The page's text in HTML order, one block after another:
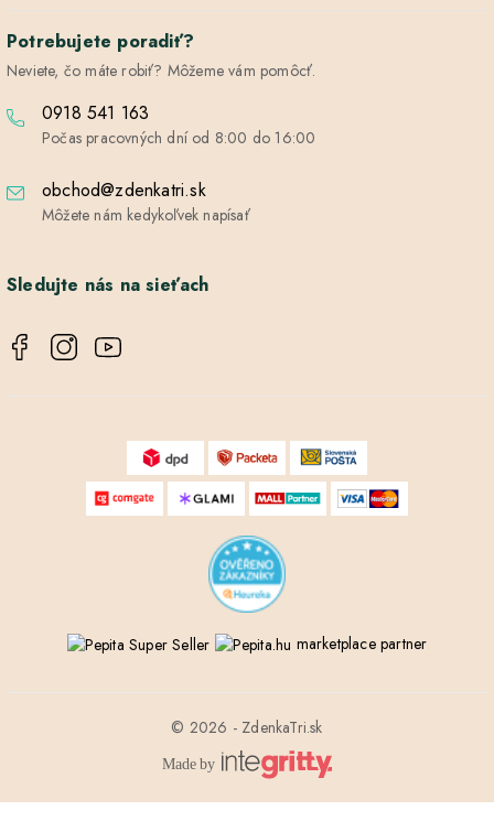
Potrebujete poradiť?
Neviete, čo máte robiť? Môžeme vám pomôcť.
0918 541 163
Počas pracovných dní od 8:00 do 16:00
obchod@zdenkatri.sk
Môžete nám kedykoľvek napísať
Sledujte nás na sieťach
marketplace partner
© 2026 - ZdenkaTri.sk
Made by